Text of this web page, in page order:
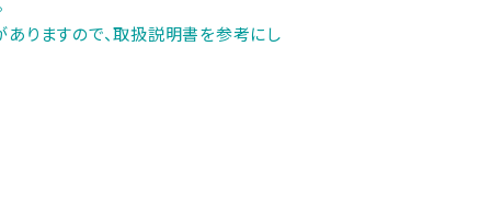
りますので、取扱説明書を参考にし